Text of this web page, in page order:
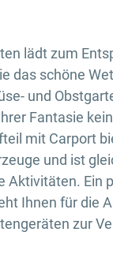
lädt zum
das schöne
und
Fantasie
mit Carport
und ist
Aktivitäten. Ein
Ihnen für die
zur